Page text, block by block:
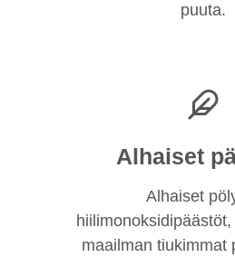
puuta.
Alhaiset
Alhaiset
maailman tiukimmat